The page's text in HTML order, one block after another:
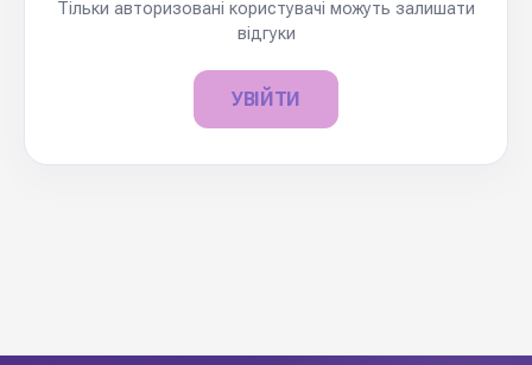
Тільки авторизовані користувачі можуть залишати
відгуки
УВІЙТИ